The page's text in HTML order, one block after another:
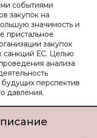
событиями
закупок на
значимость и
пристальное
закупок
санкций ЕС. Целью
анализа
перспектив
давления.